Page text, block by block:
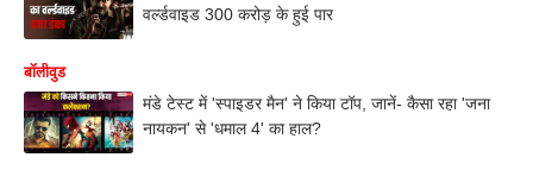
वर्ल्डवाइड 300 करोड़ के हुई पार
बॉलीवुड
मंडे टेस्ट में 'स्पाइडर मैन' ने किया टॉप, जानें- कैसा रहा 'जना
नायकन' से 'धमाल 4' का हाल?